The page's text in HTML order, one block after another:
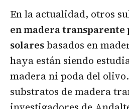
En la actualidad, otros
en madera transparente
solaresbasados en
haya están siendo
madera ni poda del
substratos de madera